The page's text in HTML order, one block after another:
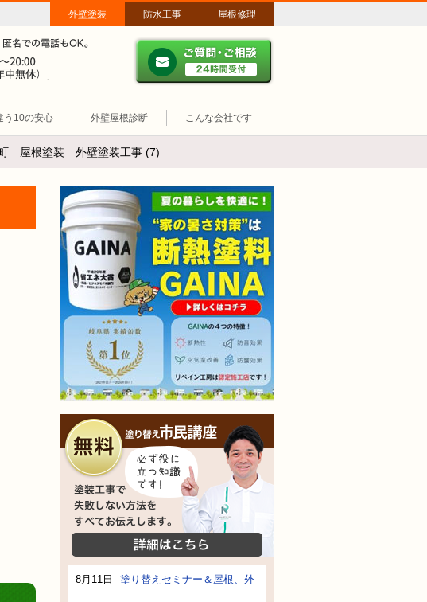
外壁塗装 防水工事 屋根修理
メールやパソコンが苦手な方は、お電話でのご相談も大歓迎！匿名での
営業時間：午前8時～午後8時 年中無休、土日祝も営業しています。
う10の安心 外壁屋根診断 こんな会社です
屋根塗装 外壁塗装工事 (7)
塗装工事で失敗しない方法をすべてお伝え
8月11日 塗り替えセミナー＆屋根、外